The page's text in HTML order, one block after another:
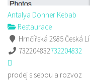
Antalya Donner Kebab
Restaurace
Hrnčířská 2985 Česká
732204832732204832
prodej s sebou a rozvoz